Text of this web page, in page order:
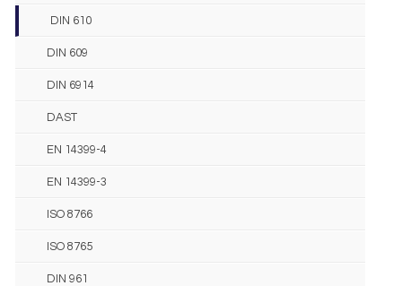
DIN 610
DIN 609
DIN 6914
DAST
EN 14399-4
EN 14399-3
ISO 8766
ISO 8765
DIN 961